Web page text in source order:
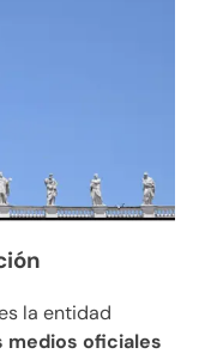
la entidad
medios oficiales